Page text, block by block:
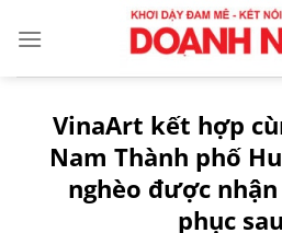
VinaArt kết hợp
Nam Thành phố
nghèo được
phục